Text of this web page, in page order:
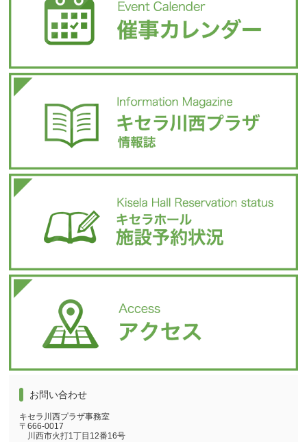
お問い合わせ
キセラ川西プラザ事務室
〒666-0017
川西市火打1丁目12番16号